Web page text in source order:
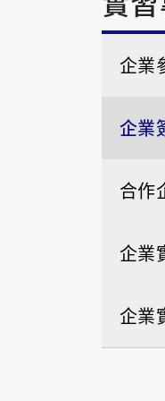
企業
企業
合作
企業
企業